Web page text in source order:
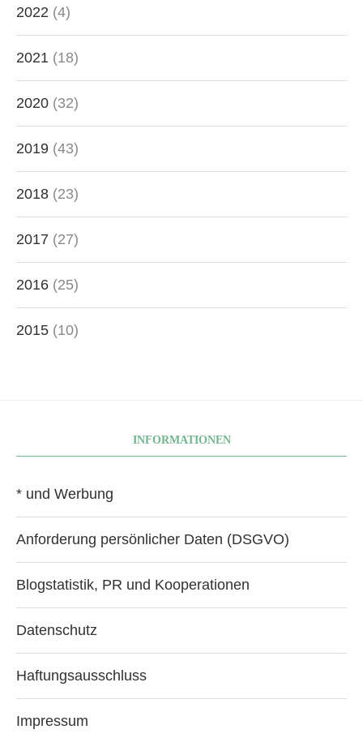
2022 (4)
2021 (18)
2020 (32)
2019 (43)
2018 (23)
2017 (27)
2016 (25)
2015 (10)
INFORMATIONEN
* und Werbung
Anforderung persönlicher Daten (DSGVO)
Blogstatistik, PR und Kooperationen
Datenschutz
Haftungsausschluss
Impressum